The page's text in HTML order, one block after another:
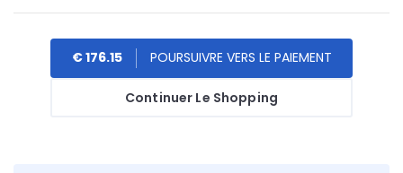
Continuer Le Shopping
€ 176.15